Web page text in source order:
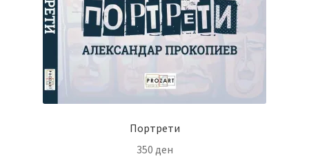
Портрети
350 ден